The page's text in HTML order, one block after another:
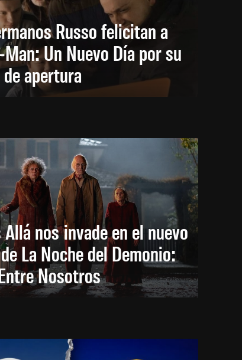
Russo felicitan a
Un Nuevo Día por su
apertura
nos invade en el nuevo
La Noche del Demonio:
Nosotros